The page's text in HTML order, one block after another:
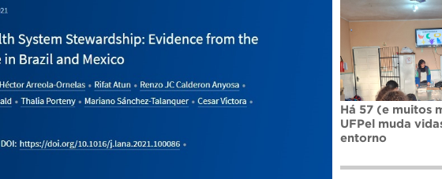
Há 57 (e muitos
UFPel muda
entorno